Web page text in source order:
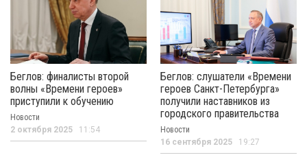
Беглов: финалисты второй
волны «Времени героев»
приступили к обучению
Новости
2 октября 2025 11:54
Беглов: слушатели «Времени
героев Санкт-Петербурга»
получили наставников из
городского правительства
Новости
16 сентября 2025 19:27